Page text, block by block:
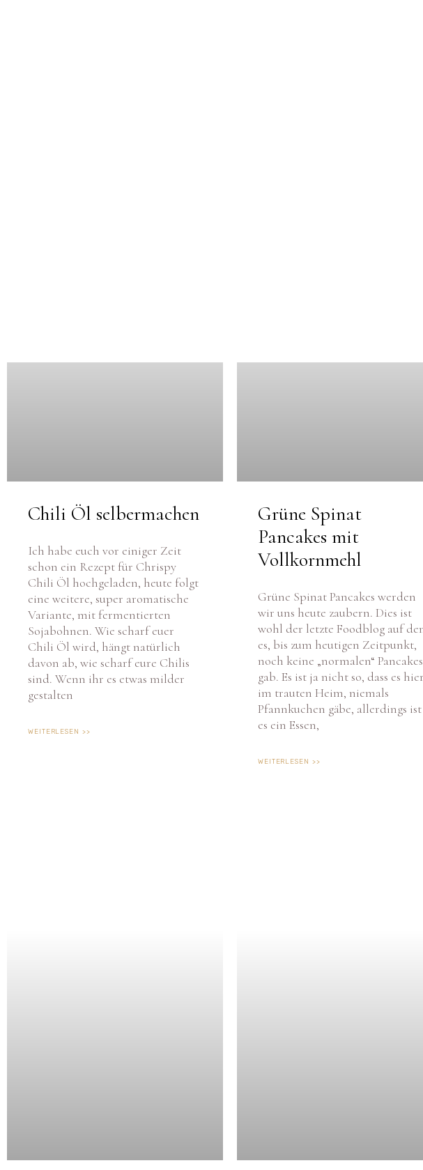
GRILLEN & PICKNICK
Chili Öl selbermachen
Ich habe euch vor einiger Zeit
schon ein Rezept für Chrispy
Chili Öl hochgeladen, heute folgt
eine weitere, super aromatische
Variante, mit fermentierten
Sojabohnen. Wie scharf euer
Chili Öl wird, hängt natürlich
davon ab, wie scharf eure Chilis
sind. Wenn ihr es etwas milder
gestalten
Grüne Spinat
Pancakes mit
Vollkornmehl
Grüne Spinat Pancakes werden
wir uns heute zaubern. Dies ist
wohl der letzte Foodblog auf dem
es, bis zum heutigen Zeitpunkt,
noch keine „normalen“ Pancakes
gab. Es ist ja nicht so, dass es hier,
im trauten Heim, niemals
Pfannkuchen gäbe, allerdings ist
es ein Essen,